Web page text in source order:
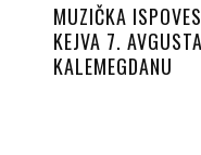
MUZIČKA
KEJVA 7.
KALEMEGDANU